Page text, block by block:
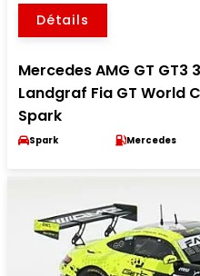
Détails
Mercedes AMG GT GT3
Landgraf Fia GT World
Spark
Spark Mercedes